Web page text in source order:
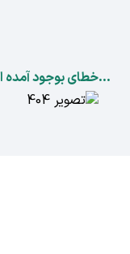
...خطای بوجود